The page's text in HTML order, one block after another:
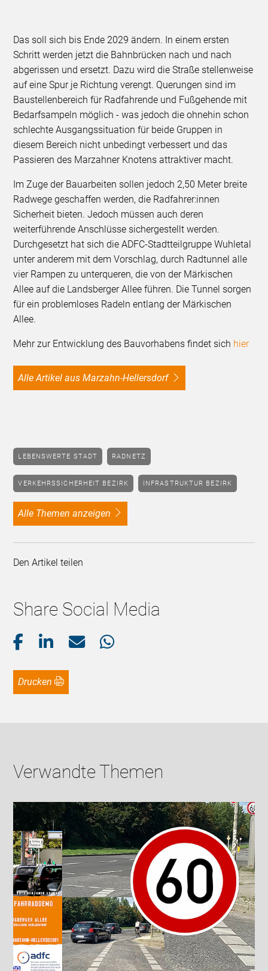
Das soll sich bis Ende 2029 ändern. In einem ersten
Schritt werden jetzt die Bahnbrücken nach und nach
abgerissen und ersetzt. Dazu wird die Straße stellenweise
auf eine Spur je Richtung verengt. Querungen sind im
Baustellenbereich für Radfahrende und Fußgehende mit
Bedarfsampeln möglich - was jedoch die ohnehin schon
schlechte Ausgangssituation für beide Gruppen in
diesem Bereich nicht unbedingt verbessert und das
Passieren des Marzahner Knotens attraktiver macht.
Im Zuge der Bauarbeiten sollen jedoch 2,50 Meter breite
Radwege geschaffen werden, die Radfahrer:innen
Sicherheit bieten. Jedoch müssen auch deren
weiterführende Anschlüsse sichergestellt werden.
Durchgesetzt hat sich die ADFC-Stadtteilgruppe Wuhletal
unter anderem mit dem Vorschlag, durch Radtunnel alle
vier Rampen zu unterqueren, die von der Märkischen
Allee auf die Landsberger Allee führen. Die Tunnel sorgen
für ein problemloses Radeln entlang der Märkischen
Allee.
Mehr zur Entwicklung des Bauvorhabens findet sich hier
Alle Artikel aus Marzahn-Hellersdorf
LEBENSWERTE STADT RADNETZ
VERKEHRSSICHERHEIT BEZIRK INFRASTRUKTUR BEZIRK
alle Themen anzeigen
Den Artikel teilen
Share Social Media
Drucken
Verwandte Themen